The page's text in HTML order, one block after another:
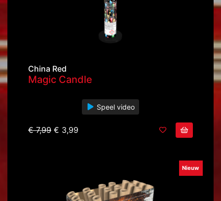
China Red
Magic Candle
Speel video
€ 7,99 € 3,99
Nieuw